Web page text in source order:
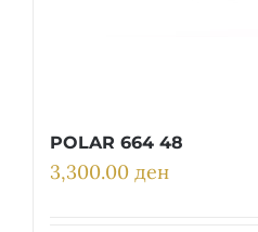
POLAR 664 48
3,300.00 ден